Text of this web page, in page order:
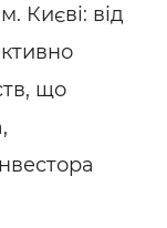
Києві: від
що